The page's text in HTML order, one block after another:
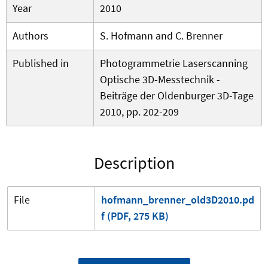
Year
2010
Authors
S. Hofmann and C. Brenner
Published in
Photogrammetrie Laserscanning
Optische 3D-Messtechnik -
Beiträge der Oldenburger 3D-Tage
2010, pp. 202-209
Description
File
hofmann_brenner_old3D2010.pd
f (PDF, 275 KB)